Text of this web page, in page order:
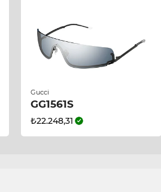
Gucci
GG1561S
₺22.248,31